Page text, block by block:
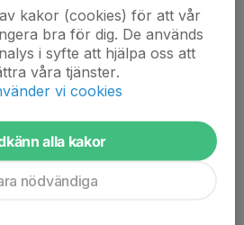
06-03
14
2021-12-
13
2024-08-
2019-
2021-11-
2022-12-
kakor (cookies) för att vår
bra för dig. De används
i syfte att hjälpa oss att
våra tjänster.
vi cookies
alla kakor
nödvändiga